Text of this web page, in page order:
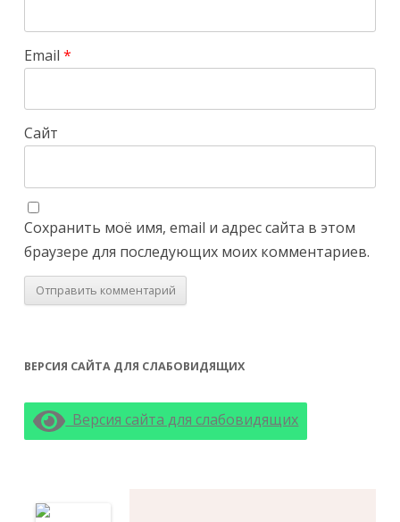
Email*
Сайт
Сохранить моё имя, email и адрес сайта в этом
браузере для последующих моих комментариев.
ВЕРСИЯ САЙТА ДЛЯ СЛАБОВИДЯЩИХ
Версия сайта для слабовидящих